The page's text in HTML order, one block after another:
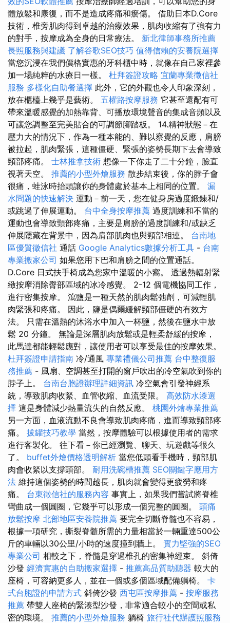
體放鬆和康復，而不是造成疼痛和瘀傷。 借助日本D.Core
技術，椎旁肌肉得到卓越的治療效果，肌肉收縮有了強有力
的對手，按摩成為全身的日常療法。 新北律師事務所推薦
長照服務與建議 了解谷歌SEO技巧 值得信賴的安養院選擇
當您沉浸在我們價格實惠的牙科櫃中時，就像在自己家裡參
加一場純粹的水療日一樣。 杜拜簽證攻略 宜蘭專業徵信社
服務 多樣化自助餐選擇 此外，它的外觀也令人印象深刻，
放在櫃檯上幾乎是藝術。 五權路按摩服務 它甚至還配有可
帶來溫暖感覺的加熱靠背、可播放環境聲音的集成音頻以及
可讓您調整至完美貼合的可調節腳踏板。 14.精神狀態－在
壓力大的情況下，作為一種本能的、難以察覺的反應，肩膀
被拉起，肌肉緊張，這種僵硬、緊張的姿勢長期下去會導致
頸部疼痛。 士林推拿技術 想像一下你走了二十分鐘，臉直
視著天空。 推薦的小型外燴服務 散步結束後，你的脖子會
很痛，蛙泳時抬頭讓你的身體處於基本上相同的位置。 漏
水問題的快速解決 運動－前一天，您在健身房過度鍛鍊和/
或跳過了伸展運動。 台中全身按摩推薦 過度訓練和不當的
運動也會導致頸部疼痛，主要是肩膀的過度訓練和/或缺乏
伸展隱藏在背景中，因為肩部肌肉也與頸部相連。 台南地
區優質徵信社 通話 Google Analytics數據分析工具 - 台南
專業搬家公司 如果您用下巴和肩膀之間的位置通話。
D.Core 日式扶手椅成為您家中溫暖的小窩。 透過熱輻射緊
緻按摩消除臀部區域的冰冷感覺。 2-12 個電機協同工作，
進行密集按摩。 瀉鹽是一種天然的肌肉鬆弛劑，可減輕肌
肉緊張和疼痛。 因此，鹽是偶爾緩解頸部僵硬的有效方
法。 只需在溫熱的沐浴水中加入一杯鹽，然後在鹽水中放
鬆 20 分鐘。 無論是深層肌肉放鬆或是輕柔舒緩的按摩，
此馬達都能輕鬆應對，讓使用者可以享受最佳的按摩效果。
杜拜簽證申請指南 冷/通風 專業禮儀公司推薦 台中整復服
務推薦 - 風扇、空調甚至打開的窗戶吹出的冷空氣吹到你的
脖子上。 台南台胞證辦理詳細資訊 冷空氣會引發神經系
統，導致肌肉收緊、血管收縮、血流受限。 高效防水漆選
擇 這是身體減少熱量流失的自然反應。 桃園外燴專業推薦
另一方面，血液流動不良會導致肌肉疼痛，進而導致頸部疼
痛。 拔罐技巧教學 當然，按摩體驗可以根據使用者的需求
進行客製化。 往下看－你已經瀏覽、聊天、玩遊戲等很久
了。 buffet外燴價格透明解析 當您低頭看手機時，頸部肌
肉會收緊以支撐頭部。 耐用洗碗槽推薦 SEO關鍵字應用方
法 維持這個姿勢的時間越長，肌肉就會變得更疲勞和疼
痛。 台東徵信社的服務內容 事實上，如果我們嘗試將脊椎
彎曲成一個圓圈，它幾乎可以形成一個完整的圓圈。 頭痛
放鬆按摩 北部地區安養院推薦 要完全切斷脊髓也不容易，
根據一項研究，撕裂脊髓所需的力量相當於一輛重達500公
斤的車輛以30公里/小時的速度撞到牆上。 實力堅強的SEO
專業公司 相較之下，脊髓是穿過椎孔的密集神經束。 斜倚
沙發 經濟實惠的自助搬家選擇 - 推薦高品質助聽器 較大的
座椅，可容納更多人，並在一個或多個區域配備躺椅。 卡
式台胞證的申請方式 斜倚沙發 西屯區按摩推薦 - 按摩服務
推薦 帶雙人座椅的緊湊型沙發，非常適合較小的空間或私
密的環境。 推薦的小型外燴服務 躺椅 旅行社代辦護照服務